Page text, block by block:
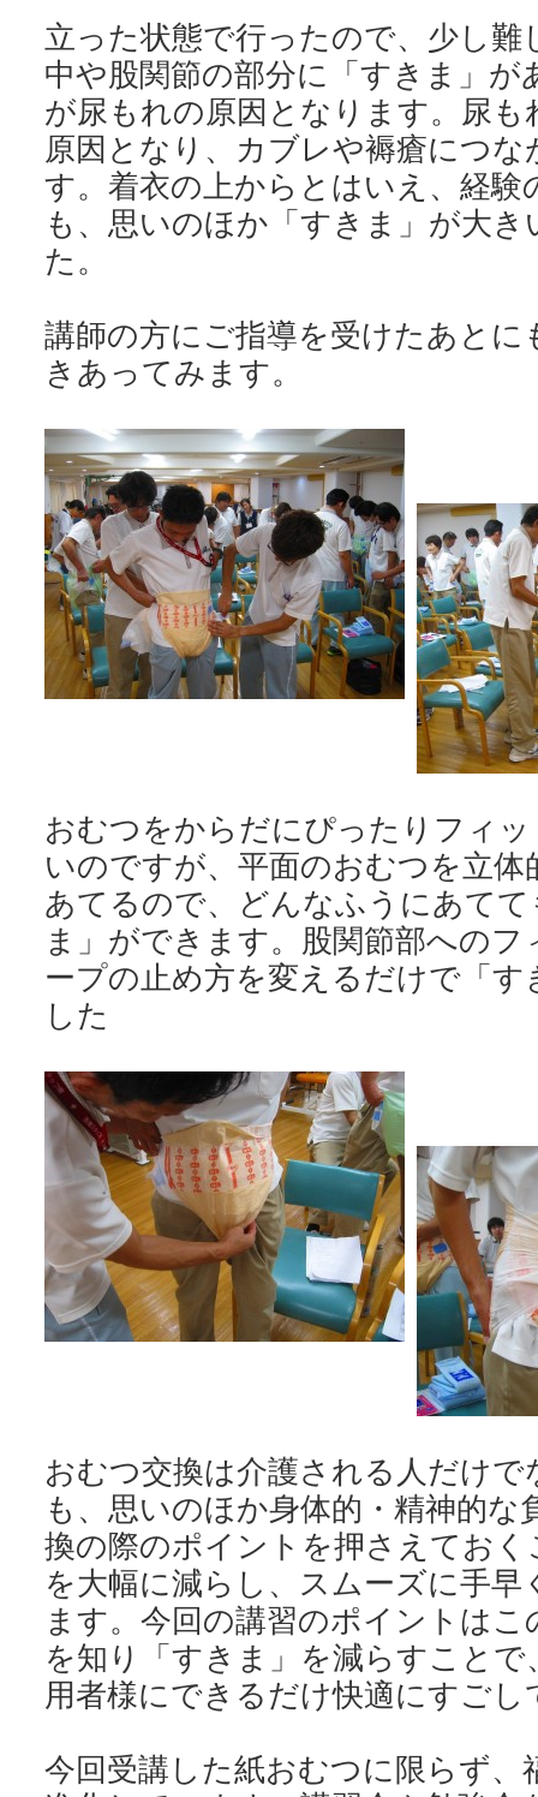
立った状態で行ったので、少し
中や股関節の部分に「すきま」が
が尿もれの原因となります。尿
原因となり、カブレや褥瘡につ
す。着衣の上からとはいえ、経験
も、思いのほか「すきま」が大
た。
講師の方にご指導を受けたあとに
きあってみます。
おむつをからだにぴったりフィ
いのですが、平面のおむつを立
あてるので、どんなふうにあて
ま」ができます。股関節部への
ープの止め方を変えるだけで「
した
おむつ交換は介護される人だけで
も、思いのほか身体的・精神的な
換の際のポイントを押さえておく
を大幅に減らし、スムーズに手
ます。今回の講習のポイントは
を知り「すきま」を減らすこと
用者様にできるだけ快適にすご
今回受講した紙おむつに限らず、